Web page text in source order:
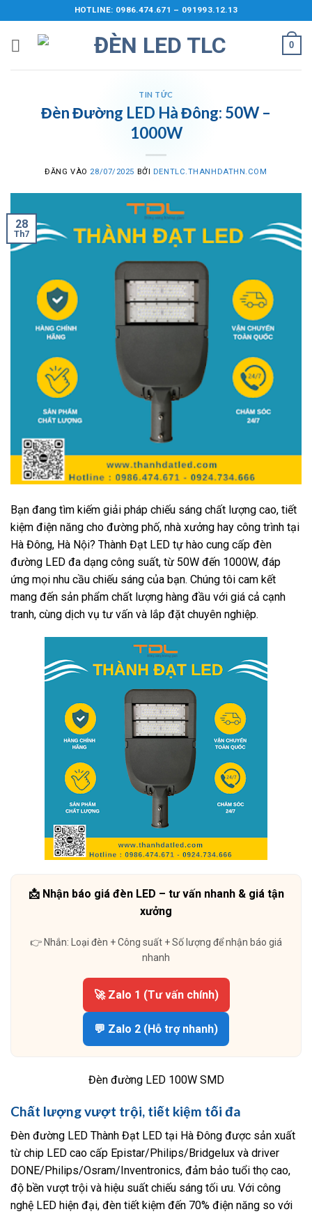
qua
nội
HOTLINE: 0986.474.671 – 091993.12.13
0
TIN TỨC
Đèn Đường LED Hà Đông: 50W –
1000W
ĐĂNG VÀO 28/07/2025 BỞI DENTLC.THANHDATHN.COM
28
Th7
Bạn đang tìm kiếm giải pháp chiếu sáng chất lượng cao, tiết
kiệm điện năng cho đường phố, nhà xưởng hay công trình tại
Hà Đông, Hà Nội? Thành Đạt LED tự hào cung cấp đèn
đường LED đa dạng công suất, từ 50W đến 1000W, đáp
ứng mọi nhu cầu chiếu sáng của bạn. Chúng tôi cam kết
mang đến sản phẩm chất lượng hàng đầu với giá cả cạnh
tranh, cùng dịch vụ tư vấn và lắp đặt chuyên nghiệp.
📩 Nhận báo giá đèn LED – tư vấn nhanh & giá tận
xưởng
👉 Nhắn: Loại đèn + Công suất + Số lượng để nhận báo giá
nhanh
🚀 Zalo 1 (Tư vấn chính)
💬 Zalo 2 (Hỗ trợ nhanh)
Đèn đường LED 100W SMD
Chất lượng vượt trội, tiết kiệm tối đa
Đèn đường LED Thành Đạt LED tại Hà Đông được sản xuất
từ chip LED cao cấp Epistar/Philips/Bridgelux và driver
DONE/Philips/Osram/Inventronics, đảm bảo tuổi thọ cao,
độ bền vượt trội và hiệu suất chiếu sáng tối ưu. Với công
nghệ LED hiện đại, đèn tiết kiệm đến 70% điện năng so với